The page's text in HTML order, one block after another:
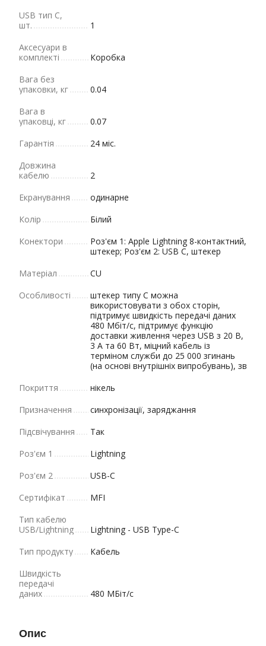
USB тип C,
шт.
1
Аксесуари в
комплекті
Коробка
Вага без
упаковки, кг
0.04
Вага в
упаковці, кг
0.07
Гарантія
24 міс.
Довжина
кабелю
2
Екранування
одинарне
Колір
Білий
Конектори
Роз'єм 1: Apple Lightning 8-контактний,
штекер; Роз'єм 2: USB C, штекер
Матеріал
CU
Особливості
штекер типу C можна
використовувати з обох сторін,
підтримує швидкість передачі даних
480 Мбіт/с, підтримує функцію
доставки живлення через USB з 20 В,
3 А та 60 Вт, міцний кабель із
терміном служби до 25 000 згинань
(на основі внутрішніх випробувань), зв
Покриття
нікель
Призначення
синхронізації, заряджання
Підсвічування
Так
Роз'єм 1
Lightning
Роз'єм 2
USB-C
Сертифікат
MFI
Тип кабелю
USB/Lightning
Lightning - USB Type-C
Тип продукту
Кабель
Швидкість
передачі
даних
480 МБіт/с
Опис